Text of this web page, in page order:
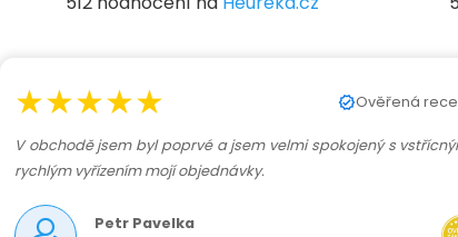
★★★★★ Ověřená
V obchodě jsem byl poprvé a jsem velmi spokojený s
rychlým vyřízením mojí objednávky.
Petr Pavelka